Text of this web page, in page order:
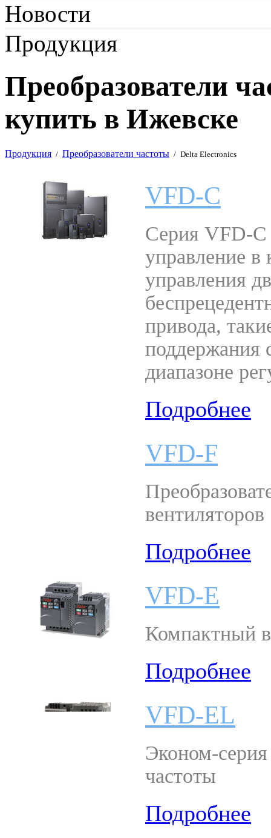
Новости
Продукция
Преобразователи
купить в Ижевске
Продукция / Преобразователи частоты / Delta Electronics
VFD-C
Серия VFD-C
управление в
управления
привода,
поддержания
диапазоне
Подробнее
VFD-F
вентиляторов
Подробнее
VFD-E
Компактный
Подробнее
VFD-EL
Эконом-
частоты
Подробнее